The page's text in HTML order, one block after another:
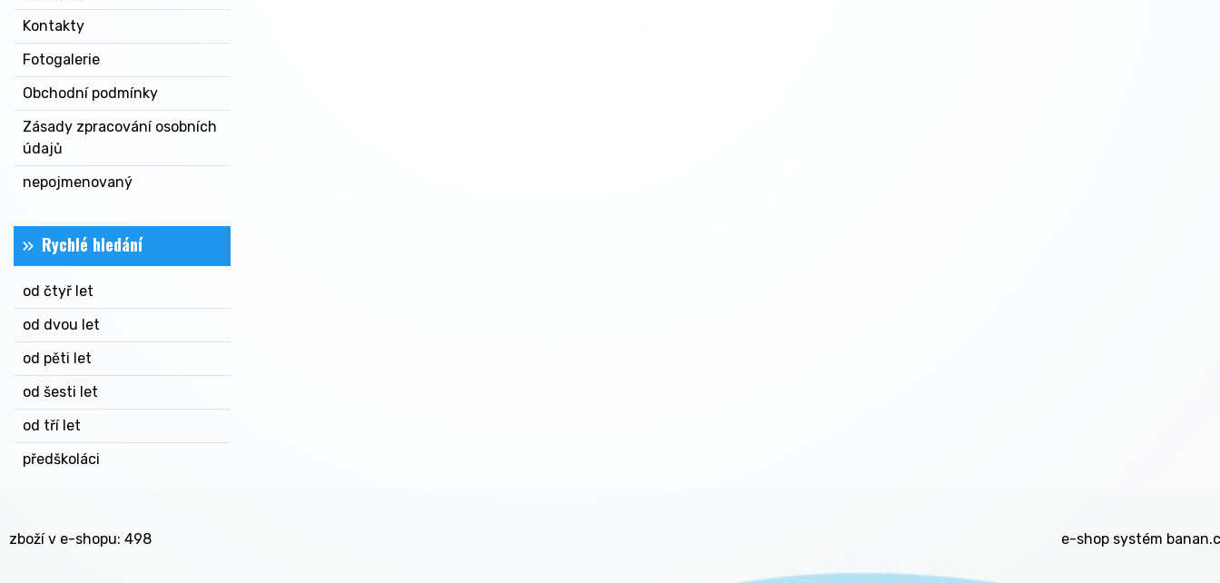
Kontakty
Fotogalerie
Obchodní podmínky
Zásady zpracování osobních
údajů
nepojmenovaný
Rychlé hledání
od čtyř let
od dvou let
od pěti let
od šesti let
od tří let
předškoláci
zboží v e-shopu: 498 e-shop systém